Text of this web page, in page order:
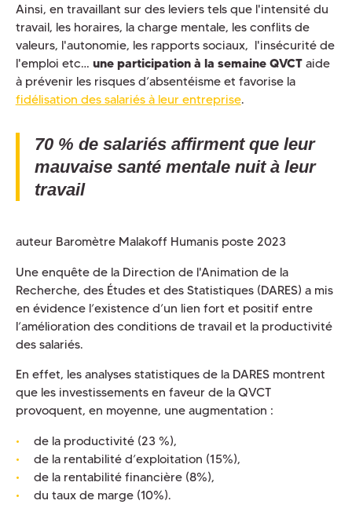
Ainsi, en travaillant sur des leviers tels que l'intensité du
travail, les horaires, la charge mentale, les conflits de
valeurs, l'autonomie, les rapports sociaux, l'insécurité de
l'emploi etc… une participation à la semaine QVCTaide
à prévenir les risques d’absentéisme et favorise la
fidélisation des salariés à leur entreprise.
70 % de salariés affirment que leur
mauvaise santé mentale nuit à leur
travail
auteur Baromètre Malakoff Humanis poste 2023
Une enquête de la Direction de l'Animation de la
Recherche, des Études et des Statistiques (DARES) a mis
en évidence l’existence d’un lien fort et positif entre
l’amélioration des conditions de travail et la productivité
des salariés.
En effet, les analyses statistiques de la DARES montrent
que les investissements en faveur de la QVCT
provoquent, en moyenne, une augmentation :
de la productivité (23 %),
de la rentabilité d’exploitation (15%),
de la rentabilité financière (8%),
du taux de marge (10%).